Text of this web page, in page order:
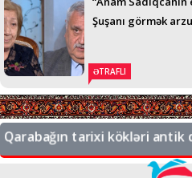
Şuşanı görmək
ƏTRAFLI
tarixi kökləri antik